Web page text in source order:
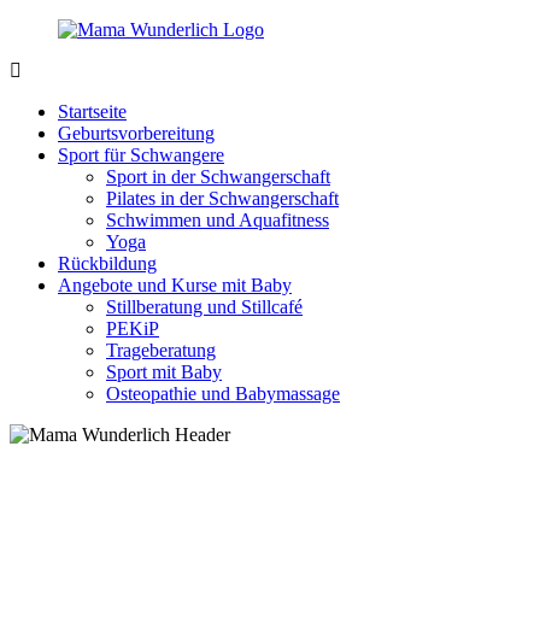
Zurück
Inhalt
sein
wunderbar!
Startseite
Geburtsvorbereitung
Sport für Schwangere
Sport in der Schwangerschaft
Pilates in der Schwangerschaft
Schwimmen und Aquafitness
Yoga
Rückbildung
Angebote und Kurse mit Baby
Stillberatung und Stillcafé
PEKiP
Trageberatung
Sport mit Baby
Osteopathie und Babymassage